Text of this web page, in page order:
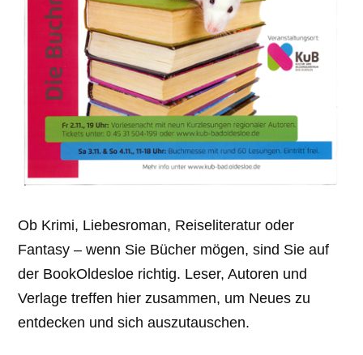
Ob Krimi, Liebesroman, Reiseliteratur oder
Fantasy – wenn Sie Bücher mögen, sind Sie auf
der BookOldesloe richtig. Leser, Autoren und
Verlage treffen hier zusammen, um Neues zu
entdecken und sich auszutauschen.